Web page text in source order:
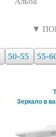
▼
50-55 55-
Зеркало в